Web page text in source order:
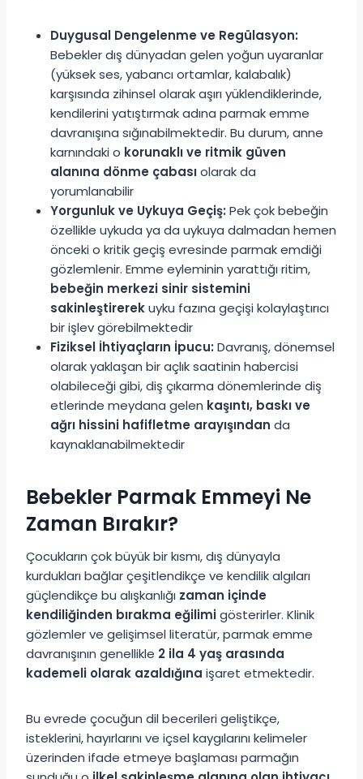
Duygusal Dengelenme ve Regülasyon:
Bebekler dış dünyadan gelen yoğun uyaranlar
(yüksek ses, yabancı ortamlar, kalabalık)
karşısında zihinsel olarak aşırı yüklendiklerinde,
kendilerini yatıştırmak adına parmak emme
davranışına sığınabilmektedir. Bu durum, anne
karnındaki o korunaklı ve ritmik güven
alanına dönme çabasıolarak da
yorumlanabilir
Yorgunluk ve Uykuya Geçiş: Pek çok bebeğin
özellikle uykuda ya da uykuya dalmadan hemen
önceki o kritik geçiş evresinde parmak emdiği
gözlemlenir. Emme eyleminin yarattığı ritim,
bebeğin merkezi sinir sistemini
sakinleştirerekuyku fazına geçişi kolaylaştırıcı
bir işlev görebilmektedir
Fiziksel İhtiyaçların İpucu: Davranış, dönemsel
olarak yaklaşan bir açlık saatinin habercisi
olabileceği gibi, diş çıkarma dönemlerinde diş
etlerinde meydana gelen kaşıntı, baskı ve
ağrı hissini hafifletme arayışından da
kaynaklanabilmektedir
Bebekler Parmak Emmeyi Ne
Zaman Bırakır?
Çocukların çok büyük bir kısmı, dış dünyayla
kurdukları bağlar çeşitlendikçe ve kendilik algıları
güçlendikçe bu alışkanlığı zaman içinde
kendiliğinden bırakma eğilimigösterirler. Klinik
gözlemler ve gelişimsel literatür, parmak emme
davranışının genellikle 2 ila 4 yaş arasında
kademeli olarak azaldığına işaret etmektedir.
Bu evrede çocuğun dil becerileri geliştikçe,
isteklerini, hayırlarını ve içsel kaygılarını kelimeler
üzerinden ifade etmeye başlaması parmağın